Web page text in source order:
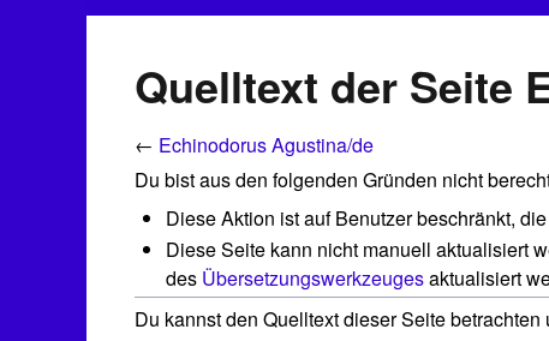
Quelltext der Seite
← Echinodorus Agustina/de
Du bist aus den folgenden Gründen nicht
Diese Aktion ist auf Benutzer beschränkt,
Diese Seite kann nicht manuell aktualisiert
des Übersetzungswerkzeugesaktualisiert
Du kannst den Quelltext dieser Seite betrachten